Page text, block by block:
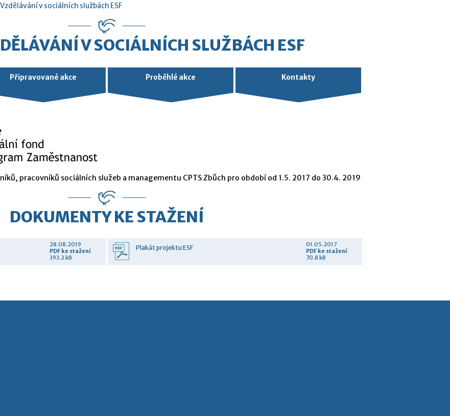
v sociálních službách ESF
V SOCIÁLNÍCH SLUŽBÁCH ESF
Připravované akce Proběhlé akce Kontakty
pracovníků sociálních služeb a managementu CPTS Zbůch pro období od 1.5. 2017 do 30.4. 2019
DOKUMENTY KE STAŽENÍ
28.08.2019
PDF ke stažení
393.2 kB
Plakát projektu ESF
01.05.2017
PDF ke stažení
70.8 kB